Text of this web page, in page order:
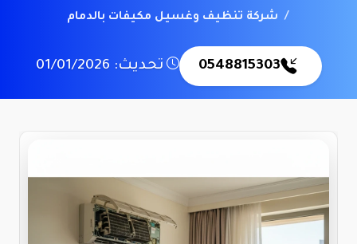
شركة تنظيف وغسيل مكيفات بالدمام
0548815303 تحديث: 01/01/2026